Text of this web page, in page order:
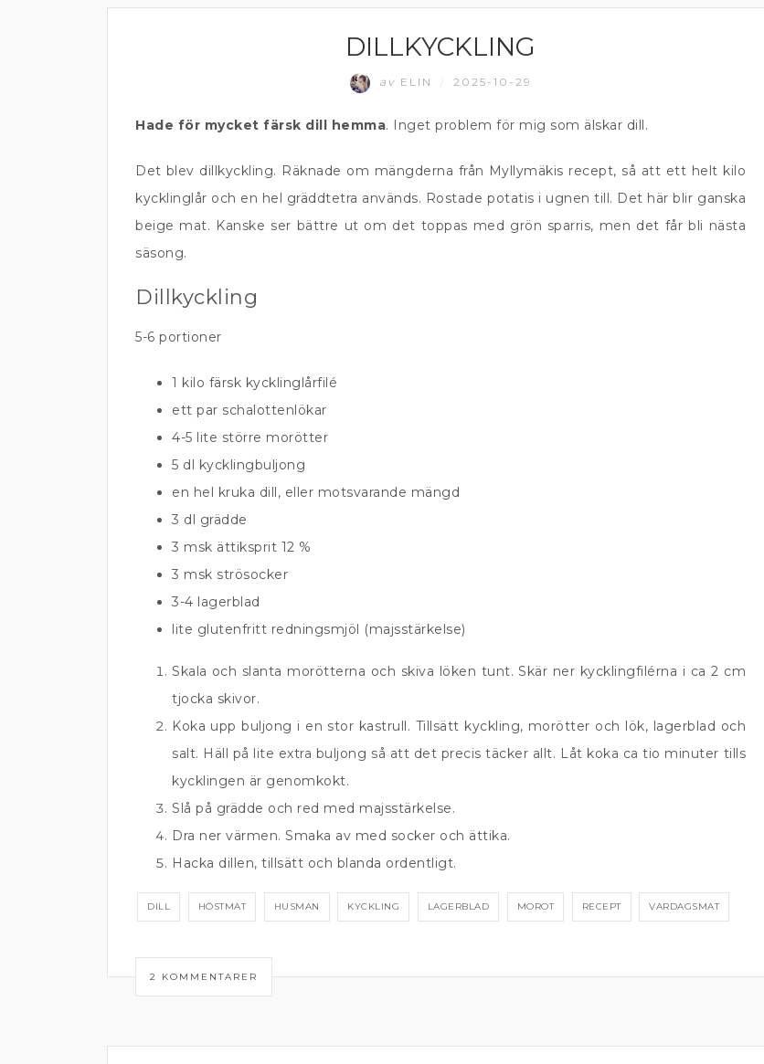
DILLKYCKLING
av ELIN 2025-10-29
Hade för mycket färsk dill hemma. Inget problem för mig som älskar dill.
Det blev dillkyckling. Räknade om mängderna från Myllymäkis recept, så att ett helt kilo
kycklinglår och en hel gräddtetra används. Rostade potatis i ugnen till. Det här blir ganska
beige mat. Kanske ser bättre ut om det toppas med grön sparris, men det får bli nästa
säsong.
Dillkyckling
5-6 portioner
1 kilo färsk kycklinglårfilé
ett par schalottenlökar
4-5 lite större morötter
5 dl kycklingbuljong
en hel kruka dill, eller motsvarande mängd
3 dl grädde
3 msk ättiksprit 12 %
3 msk strösocker
3-4 lagerblad
lite glutenfritt redningsmjöl (majsstärkelse)
Skala och slanta morötterna och skiva löken tunt. Skär ner kycklingfilérna i ca 2 cm
tjocka skivor.
Koka upp buljong i en stor kastrull. Tillsätt kyckling, morötter och lök, lagerblad och
salt. Häll på lite extra buljong så att det precis täcker allt. Låt koka ca tio minuter tills
kycklingen är genomkokt.
Slå på grädde och red med majsstärkelse.
Dra ner värmen. Smaka av med socker och ättika.
Hacka dillen, tillsätt och blanda ordentligt.
DILL HÖSTMAT HUSMAN KYCKLING LAGERBLAD MOROT RECEPT VARDAGSMAT
2 KOMMENTARER